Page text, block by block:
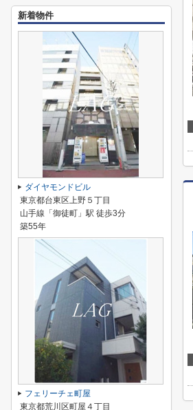
新着物件
ダイヤモンドビル
東京都台東区上野５丁目
山手線「御徒町」駅 徒歩3分
築55年
フェリーチェ町屋
東京都荒川区町屋４丁目